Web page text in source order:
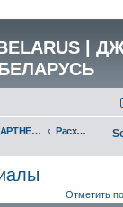
|
| ПАРТНЕРЫ КЛУБА Расходные материалы
Отметить